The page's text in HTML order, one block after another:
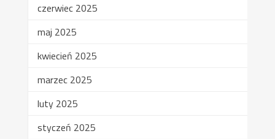
czerwiec 2025
maj 2025
kwiecień 2025
marzec 2025
luty 2025
styczeń 2025